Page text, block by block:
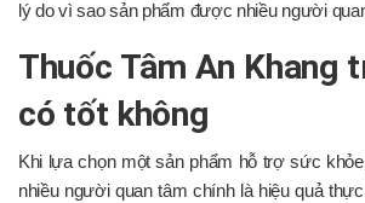
lý do vì sao sản phẩm được nhiều người
Thuốc Tâm An Khang
có tốt không
Khi lựa chọn một sản phẩm hỗ trợ sức
nhiều người quan tâm chính là hiệu quả